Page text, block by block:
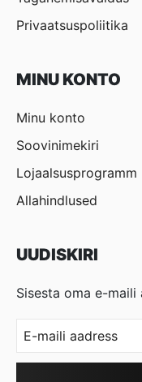
Privaatsuspoliitika
MINU KONTO
Minu konto
Soovinimekiri
Lojaalsusprogramm
Allahindlused
UUDISKIRI
Sisesta oma e-